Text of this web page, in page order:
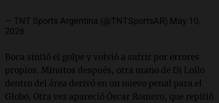
— TNT Sports Argentina (@TNTSportsAR) May 10,
2026
Boca sintió el golpe y volvió a sufrir por errores
propios. Minutos después, otra mano de Di Lollo
dentro del área derivó en un nuevo penal para el
Globo. Otra vez apareció Óscar Romero, que repitió